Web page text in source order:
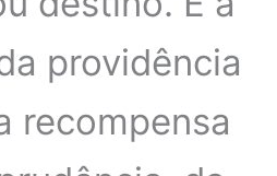
providência
recompensa